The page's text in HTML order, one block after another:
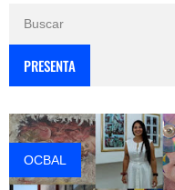
PRESENTA
OCBAL